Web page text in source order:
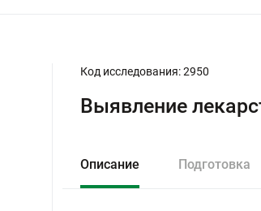
Код исследования: 2950
Выявление
Описание Подготовка